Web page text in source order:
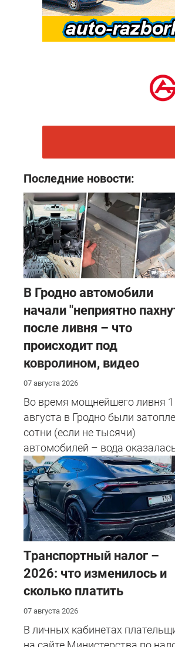
Последние новости:
В Гродно автомобили
начали "неприятно
после ливня – что
происходит под
ковролином, видео
07 августа 2026
Во время мощнейшего ливня 1
августа в Гродно были
сотни (если не тысячи)
автомобилей – вода
салоне...
Транспортный налог –
2026: что изменилось и
сколько платить
07 августа 2026
В личных кабинетах